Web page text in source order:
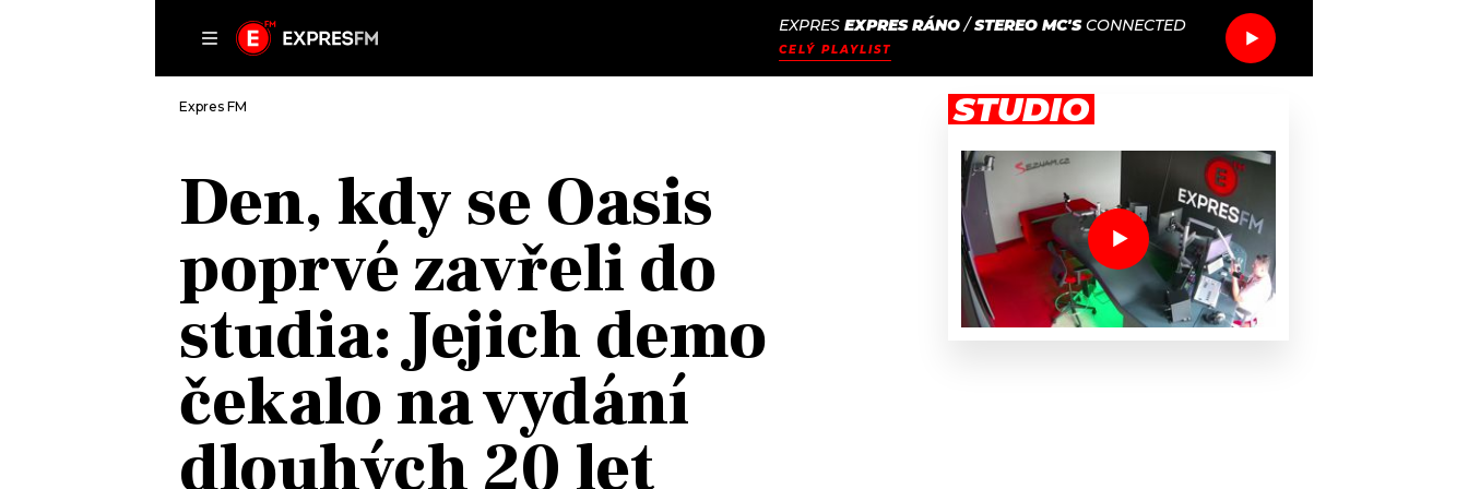
EXPRES EXPRES RÁNO/STEREO MC'S CONNECTED
CELÝ PLAYLIST
DOMŮ
AKTUÁLNĚ
HUDBA
ROZHOVORY
#NEBUDUDOMA
KALENDÁŘ
KVÍZY
VIP
TRENDY
KULTURA
MIX
OSTATNÍ
PODCASTY
Expres FM
Den, kdy se Oasis
poprvé zavřeli do
studia: Jejich demo
čekalo na vydání
dlouhých 20 let
STUDIO